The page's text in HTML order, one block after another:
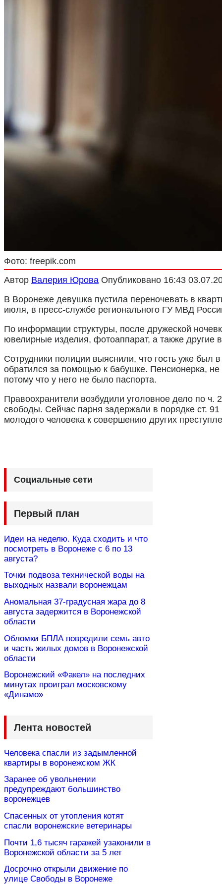
Фото: freepik.com
Автор Валерия Юрова Опубликовано 16:43
В Воронеже девушка пустила переночевать в
июля, в пресс-службе регионального ГУ МВД
По информации структуры, после дружеской
ювелирные изделия, фотоаппарат, а также
Сотрудники полиции выяснили, что гость уже был
обратился за помощью к бабушке. Пенсионерка,
потому что у него не было паспорта.
Правоохранители возбудили уголовное дело по ч.
свободы. Сейчас парня задержали в порядке ст.
молодого человека к совершению других
Социальные сети
Первый план
Идеи на неделю. Куда сходить и что
посмотреть в Воронеже с 6 по 13
августа?
Точки подвоза технической воды на
выходных назвали воронежцам
Аномальная 37-градусная жара до 8
августа задержится в Воронежской
области
Обломки БПЛА повредили семь авто
и часть жилых домов в Воронежской
области
Воронежский «Факел» на последних
минутах проиграл московскому
«Динамо»
Лента новостей
Человека спасли из задымленной
квартиры в воронежском ЖК
Заранее об увольнении
предупреждают большинство
воронежцев
Спасенных от утопления котят
спасли воронежские ветеринары
Почти 1,6 тысяч гаражей узаконили в
Воронежской области за 5 лет
Досрочно открыли движение по
улице Свободы в Воронеже